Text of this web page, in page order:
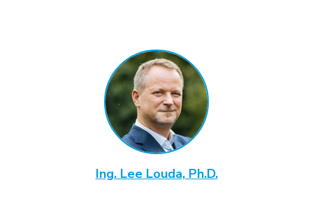
Ing. Lee Louda, Ph.D.